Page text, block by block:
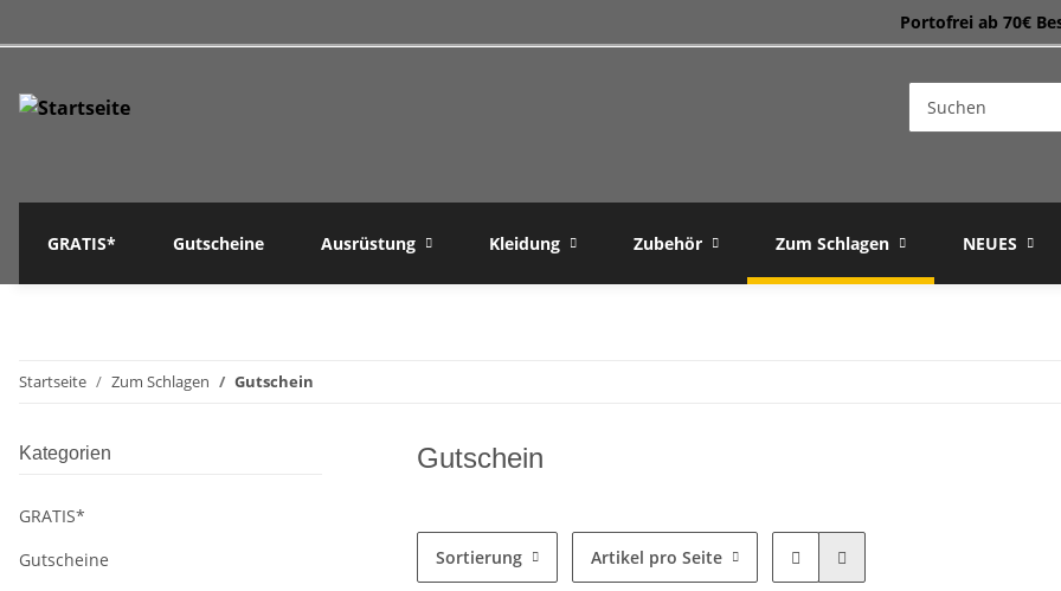
Portofrei ab 70€
GRATIS* Gutscheine Ausrüstung Kleidung Zubehör Zum Schlagen NEUES
Startseite Zum Schlagen Gutschein
Gutschein
Sortierung Artikel pro Seite
Kategorien
GRATIS*
Gutscheine